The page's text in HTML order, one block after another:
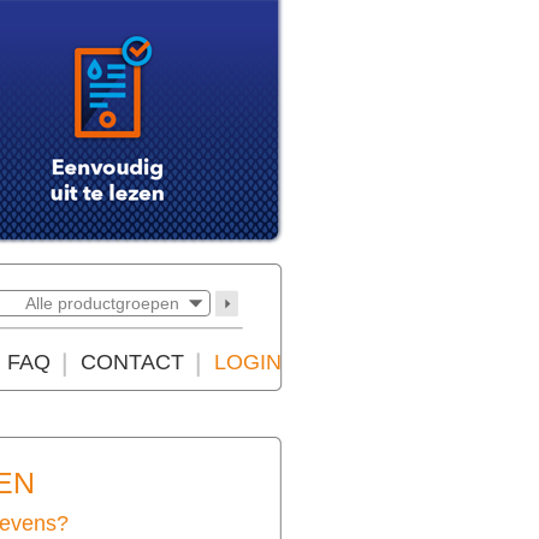
Alle productgroepen
FAQ CONTACT LOGIN